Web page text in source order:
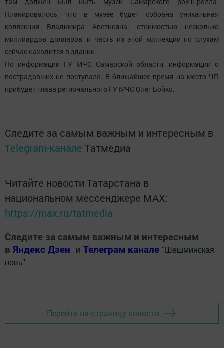
Планировалось, что в музее будет собрана уникальная
коллекция Владимира Аветисяна: стоимостью несколько
миллиардов долларов, и часть из этой коллекции по слухам
сейчас находится в здании.
По информации ГУ МЧС Самарской области, информации о
пострадавших не поступало. В ближайшее время на место ЧП
прибудет глава регионального ГУ МЧС Олег Бойко.
Следите за самым важным и интересным в
Telegram-канале Татмедиа
Читайте новости Татарстана в
национальном мессенджере MАХ:
https://max.ru/tatmedia
Следите за самым важным и интересным
в Яндекс Дзен и Телеграм канале " Шешминская
новь"
Перейти на страницу новости